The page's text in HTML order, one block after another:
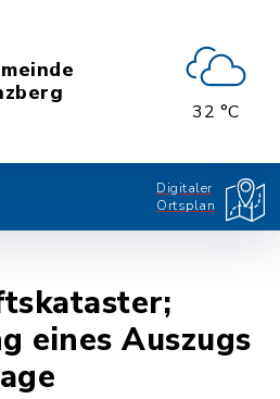
32 °C
Digitaler
Ortsplan
eines Auszugs